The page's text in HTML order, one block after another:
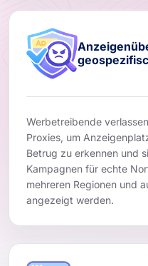
Werbetreibende
Proxies, um
Betrug zu erkennen und
Kampagnen für echte
mehreren Regionen und
angezeigt werden.